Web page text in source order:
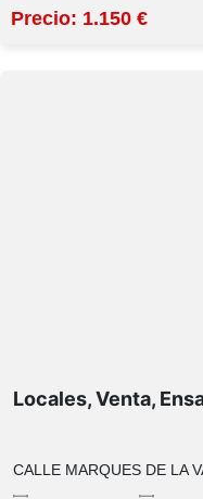
Precio: 1.150 €
Oportunidad de
Versatilidad
comercio
Locales, Venta,
CALLE MARQUES DE LA